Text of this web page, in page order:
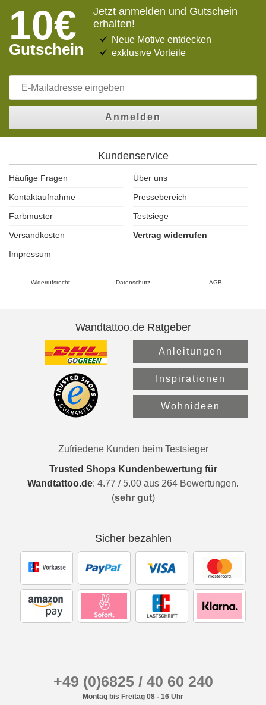
10€
Gutschein
Jetzt anmelden und Gutschein
erhalten!
Neue Motive entdecken
exklusive Vorteile
Anmelden
Kundenservice
Häufige Fragen
Über uns
Kontaktaufnahme
Pressebereich
Farbmuster
Testsiege
Versandkosten
Vertrag widerrufen
Impressum
Widerrufsrecht Datenschutz AGB
Wandtattoo.de Ratgeber
Anleitungen
Inspirationen
Wohnideen
Zufriedene Kunden beim Testsieger
Trusted Shops Kundenbewertung für
Wandtattoo.de: 4.77 / 5.00 aus 264 Bewertungen.
(sehr gut)
Sicher bezahlen
+49 (0)6825 / 40 60 240
Montag bis Freitag 08 - 16 Uhr